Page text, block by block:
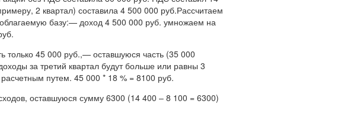
2 квартал) составила 4 500 000 руб.Рассчитаем
базу:— доход 4 500 000 руб. умножаем на
только 45 000 руб.,— оставшуюся часть (35 000
за третий квартал будут больше или равны 3
путем. 45 000 * 18 % = 8100 руб.
оставшуюся сумму 6300 (14 400 – 8 100 = 6300)